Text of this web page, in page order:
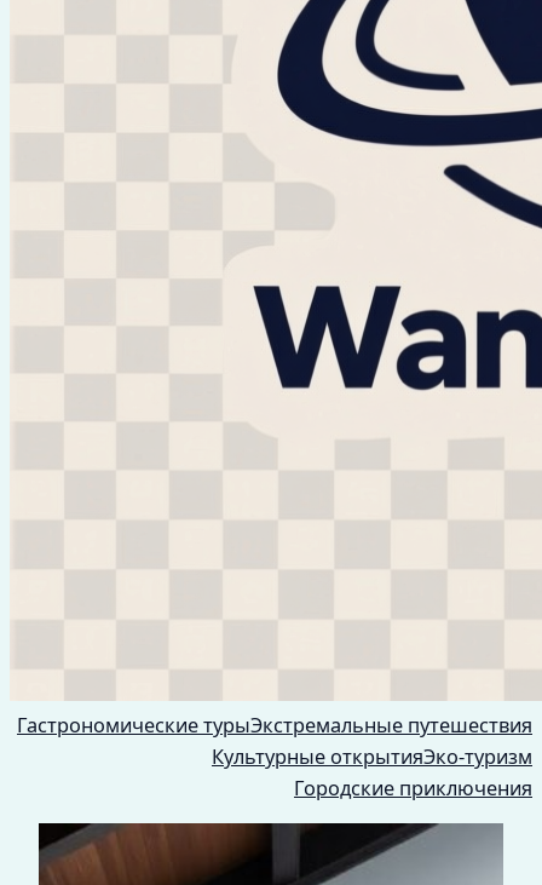
Гастрономические турыЭкстремальные путешествия
Культурные открытияЭко-туризм
Городские приключения